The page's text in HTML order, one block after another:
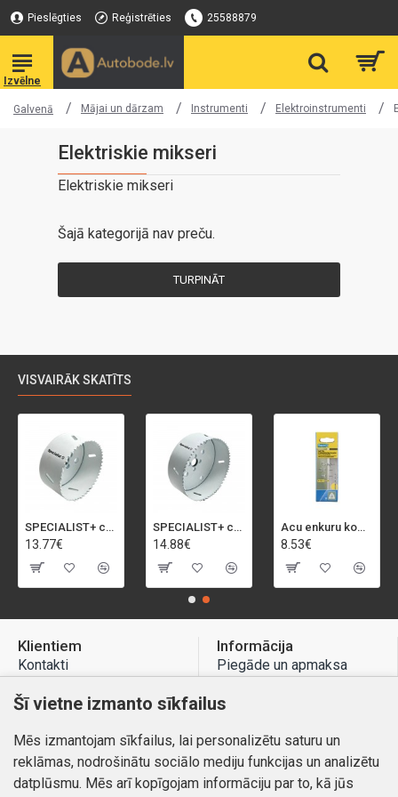
Pieslēgties Reģistrēties 25588879
Galvenā Mājai un dārzam Instrumenti Elektroinstrumenti
Elektriskie mikseri
Elektriskie mikseri
Šajā kategorijā nav preču.
TURPINĀT
VISVAIRĀK SKATĪTS
SPECIALIST+ caurumu zāģis BI-METAL, 92 mm
13.77€
SPECIALIST+ caurumu zāģis BI-METAL, 98 mm
14.88€
Acu enkuru komplekts, 3-13 mm, Rapid, 12 gab.
8.53€
Klientiem
Kontakti
Preču atgriešana
Mans profils
Pasūtījumi
Informācija
Piegāde un apmaksa
Atteikuma tiesības
Kontakti
Šī vietne izmanto sīkfailus
Mēs izmantojam sīkfailus, lai personalizētu saturu un
reklāmas, nodrošinātu sociālo mediju funkcijas un analizētu
datplūsmu. Mēs arī kopīgojam informāciju par to, kā jūs